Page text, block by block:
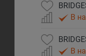
В
В